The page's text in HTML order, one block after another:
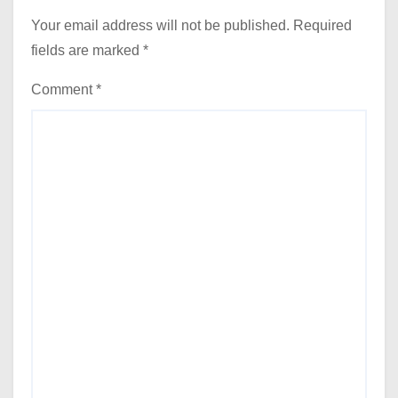
Your email address will not be published. Required
fields are marked *
Comment*